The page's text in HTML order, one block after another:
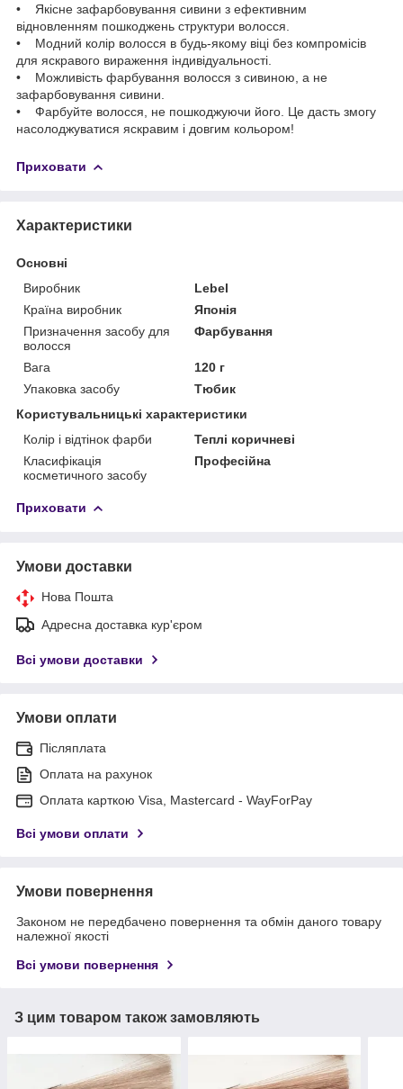
• Якісне зафарбовування сивини з ефективним
відновленням пошкоджень структури волосся.
• Модний колір волосся в будь-якому віці без компромісів
для яскравого вираження індивідуальності.
• Можливість фарбування волосся з сивиною, а не
зафарбовування сивини.
• Фарбуйте волосся, не пошкоджуючи його. Це дасть змогу
насолоджуватися яскравим і довгим кольором!
Приховати
Характеристики
Основні
Виробник
Lebel
Країна виробник
Японія
Призначення засобу для
волосся
Фарбування
Вага
120 г
Упаковка засобу
Тюбик
Користувальницькі характеристики
Колір і відтінок фарби
Теплі коричневі
Класифікація
косметичного засобу
Професійна
Приховати
Умови доставки
Нова Пошта
Адресна доставка кур'єром
Всі умови доставки
Умови оплати
Післяплата
Оплата на рахунок
Оплата карткою Visa, Mastercard - WayForPay
Всі умови оплати
Умови повернення
Законом не передбачено повернення та обмін даного товару
належної якості
Всі умови повернення
З цим товаром також замовляють